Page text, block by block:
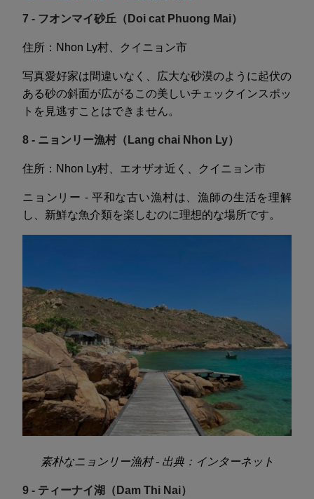
7 - フオンマイ砂丘（Doi cat Phuong Mai）
住所：Nhon Ly村、クイニョン市
写真愛好家は間違いなく、広大な砂漠のように起伏の
ある砂の斜面が広がるこの美しいチェックインスポッ
トを見逃すことはできません。
8 - ニョンリー漁村（Lang chai Nhon Ly）
住所：Nhon Ly村、エオザオ近く、クイニョン市
ニョンリー - 平和な古い漁村は、漁師の生活を理解
し、新鮮な魚介類を楽しむのに理想的な場所です。
素朴なニョンリー漁村 - 出典：インターネット
9 - ティーナイ湖（Dam Thi Nai）